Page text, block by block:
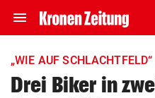
menu Navigation
ein-/ausklappen
„WIE AUF SCHLACHTFELD“
Drei Biker in